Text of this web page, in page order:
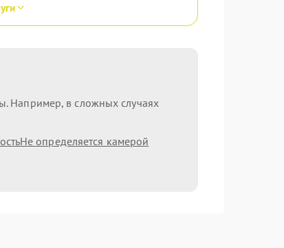
Например, в сложных случаях
Не определяется камерой